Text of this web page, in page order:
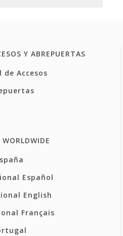
Y ABREPUERTAS
de Accesos
WORLDWIDE
Español
English
Français